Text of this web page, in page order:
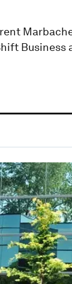
Business